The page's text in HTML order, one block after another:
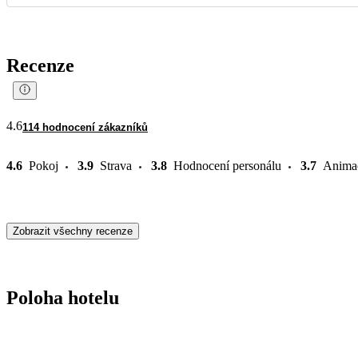
Recenze
4.6114 hodnocení zákazníků
4.6 Pokoj 3.9 Strava 3.8 Hodnocení personálu 3.7
Zobrazit všechny recenze
Poloha hotelu